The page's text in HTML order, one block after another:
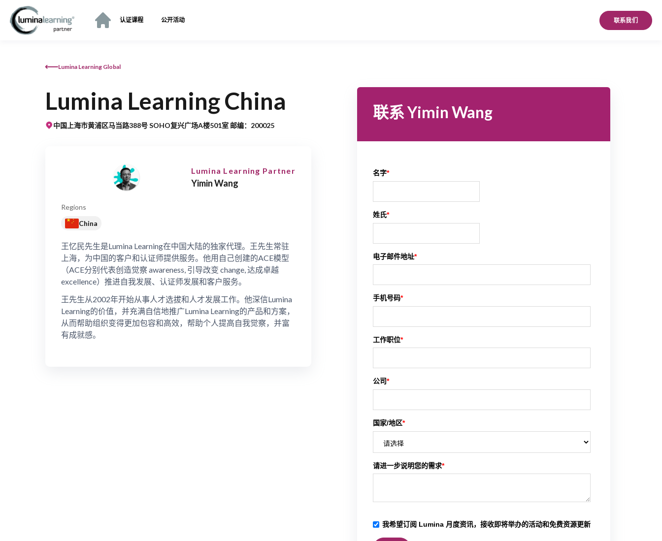
认证课程 公开活动 联系我们
Lumina Learning Global
Lumina Learning China
中国上海市黄浦区马当路388号 SOHO复兴广场A楼501室 邮编：200025
Lumina Learning Partner
Yimin Wang
Regions
China
王忆民先生是Lumina Learning在中国大陆的独家代理。王先生常驻
上海，为中国的客户和认证师提供服务。他用自己创建的ACE模型
（ACE分别代表创造觉察 awareness, 引导改变 change, 达成卓越
excellence）推进自我发展、认证师发展和客户服务。
王先生从2002年开始从事人才选拔和人才发展工作。他深信Lumina
Learning的价值，并充满自信地推广Lumina Learning的产品和方案，
从而帮助组织变得更加包容和高效，帮助个人提高自我觉察，并富
有成就感。
联系 Yimin Wang
名字*
姓氏*
电子邮件地址*
手机号码*
工作职位*
公司*
国家/地区*
请进一步说明您的需求*
我希望订阅 Lumina 月度资讯，接收即将举办的活动和免费资源更新